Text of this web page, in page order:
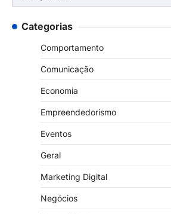
por:
Categorias
Comportamento
Comunicação
Economia
Empreendedorismo
Eventos
Geral
Marketing Digital
Negócios